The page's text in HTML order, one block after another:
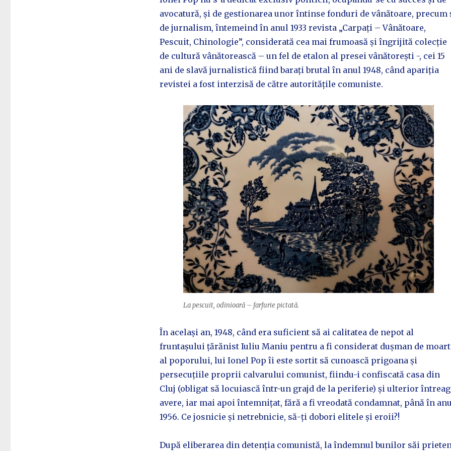
avocatură, și de gestionarea unor întinse fonduri de vânătoare, precum
de jurnalism, întemeind în anul 1933 revista „Carpați – Vânătoare,
Pescuit, Chinologie”, considerată cea mai frumoasă și îngrijită colecție
de cultură vânătorească – un fel de etalon al presei vânătorești -, cei 15
ani de slavă jurnalistică fiind barați brutal în anul 1948, când apariția
revistei a fost interzisă de către autoritățile comuniste.
La pescuit, odinioară – farfurie pictată.
În același an, 1948, când era suficient să ai calitatea de nepot al
fruntașului țărănist Iuliu Maniu pentru a fi considerat dușman de
al poporului, lui Ionel Pop îi este sortit să cunoască prigoana și
persecuțiile proprii calvarului comunist, fiindu-i confiscată casa din
Cluj (obligat să locuiască într-un grajd de la periferie) și ulterior
avere, iar mai apoi întemnițat, fără a fi vreodată condamnat, până în
1956. Ce josnicie și netrebnicie, să-ți dobori elitele și eroii?!
După eliberarea din detenția comunistă, la îndemnul bunilor săi